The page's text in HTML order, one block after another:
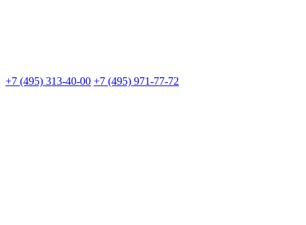
+7 (495) 313-40-00 +7 (495) 971-77-72